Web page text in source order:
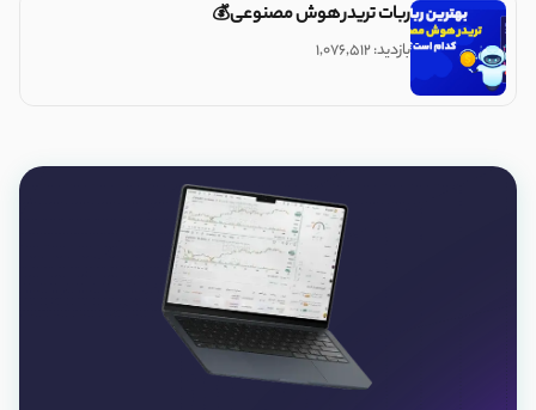
ربات تریدر هوش مصنوعی💰
بازدید: ۱,۰۷۶,۵۱۲